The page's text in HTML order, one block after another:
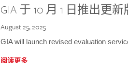
GIA 于 10 月 1 日推出更
August 25, 2025
GIA will launch revised evaluation
阅读更多